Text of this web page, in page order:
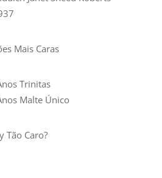
Mais Caras
Trinitas
Malte Único
Tão Caro?